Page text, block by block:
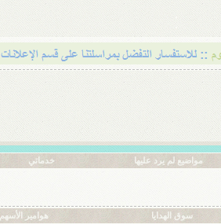
مواضيع لم يرد عليها خدماتي
سوق الهدايا هوامير الأسهم